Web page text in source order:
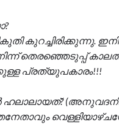
കുറച്ചിരിക്കുന്നു.
തെരഞ്ഞെടുപ്പ്
പ്രത്യുപകാരം!!!